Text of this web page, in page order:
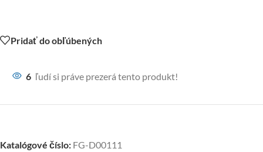
Pridať do obľúbených
6 ľudí si práve prezerá tento produkt!
Katalógové číslo: FG-D00111